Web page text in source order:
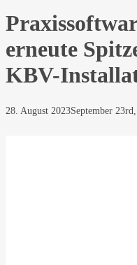
erneute
KBV-
28. August 2023September